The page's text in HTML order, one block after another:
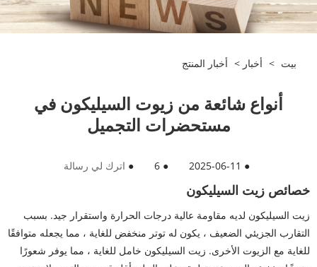
بيت > أخبار > أخبار المنتج
أنواع شائعة من زيوت السيليكون في
مستحضرات التجميل
●
2025-06-11
●
6
● اترك لي رسالة
خصائص زيت السيليكون
زيت السيليكون لديه مقاومة عالية درجات الحرارة واستقرار جيد. بسبب
التقارب الجزيئي الضعيف ، يكون له توتر منخفض للغاية ، مما يجعله متوافقًا
للغاية مع الزيوت الأخرى. زيت السيليكون خامل للغاية ، مما يوفر شعورًا